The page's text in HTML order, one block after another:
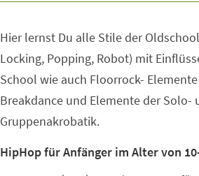
Hier lernst Du alle Stile der
Locking, Popping, Robot) mit
School wie auch Floorrock-
Breakdance und Elemente der Solo-
Gruppenakrobatik.
HipHop für Anfänger im Alter von